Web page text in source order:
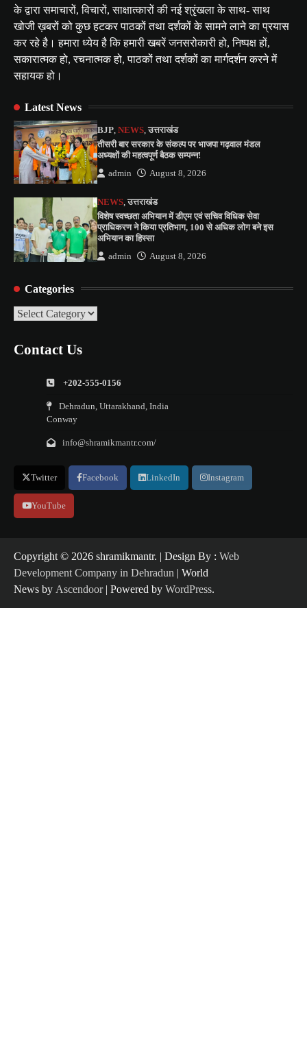
के द्वारा समाचारों, विचारों, साक्षात्कारों की नई श्रृंखला के साथ- साथ
खोजी ख़बरों को कुछ हटकर पाठकों तथा दर्शकों के सामने लाने का प्रयास
कर रहे है। हमारा ध्येय है कि हमारी खबरें जनसरोकारी हो, निष्पक्ष हों,
सकारात्मक हो, रचनात्मक हो, पाठकों तथा दर्शकों का मार्गदर्शन करने में
सहायक हो।
Latest News
BJP ,NEWS ,उत्तराखंड
तीसरी बार सरकार के संकल्प पर भाजपा गढ़वाल मंडल
अध्यक्षों की महत्वपूर्ण बैठक सम्पन्न!
admin August 8, 2026
NEWS ,उत्तराखंड
विशेष स्वच्छता अभियान में डीएम एवं सचिव विधिक सेवा
प्राधिकरण ने किया प्रतिभाग, 100 से अधिक लोग बने इस
अभियान का हिस्सा
admin August 8, 2026
Categories
Categories
Contact Us
+202-555-0156
Dehradun, Uttarakhand, India
Conway
info@shramikmantr.com/
Twitter Facebook LinkedIn Instagram
YouTube
Copyright ©️ 2026 shramikmantr. | Design By : Web
Development Company in Dehradun | World
News by Ascendoor| Powered by WordPress.